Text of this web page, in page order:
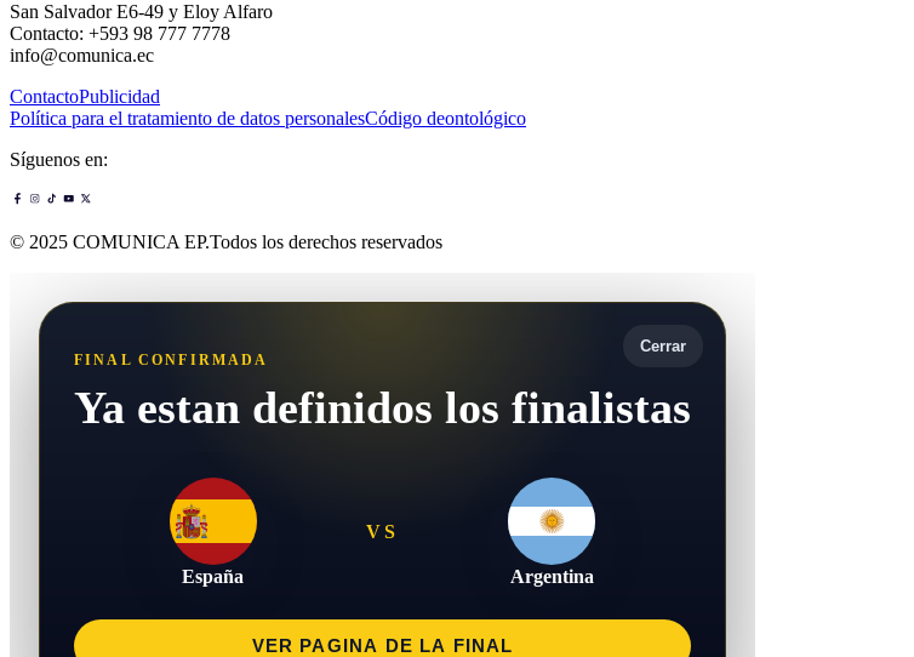
San Salvador E6-49 y Eloy Alfaro
Contacto: +593 98 777 7778
info@comunica.ec
ContactoPublicidad
Política para el tratamiento de datos personalesCódigo deontológico
Síguenos en:
© 2025 COMUNICA EP.Todos los derechos reservados
Cerrar
FINAL CONFIRMADA
Ya estan definidos los finalistas
España
VS
Argentina
VER PAGINA DE LA FINAL